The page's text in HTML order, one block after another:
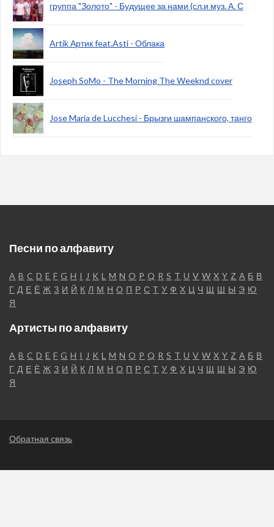
группа "Золото" - Будущее за нами (сл.и муз. А. С
Artik Артик feat.Asti - Облака
Joseph SoMo - The Morning The Weeknd cover
Jose Maria de Lucchesi - Брызги шампанского, танго
Песни по алфавиту
A B C D E F G H I J K L M N O P Q R S T U V W X Y Z А Б В
Г Д Е Ё Ж З И Й К Л М Н О П Р С Т У Ф Х Ц Ч Щ Ш Ы Э Ю
Я
Артисты по алфавиту
A B C D E F G H I J K L M N O P Q R S T U V W X Y Z А Б В
Г Д Е Ё Ж З И Й К Л М Н О П Р С Т У Ф Х Ц Ч Щ Ш Ы Э Ю
Я
Обратная связь